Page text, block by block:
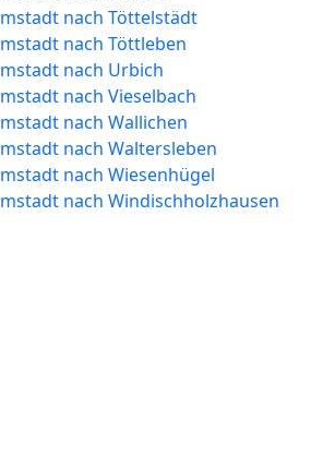
nach Töttelstädt
nach Töttleben
nach Urbich
nach Vieselbach
nach Wallichen
nach Waltersleben
nach Wiesenhügel
nach Windischholzhausen